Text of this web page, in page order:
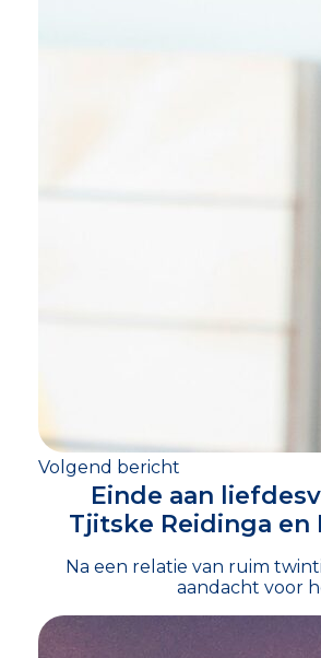
Volgend bericht
Einde aan
Tjitske Reidinga en
Na een relatie van ruim
aandacht voor